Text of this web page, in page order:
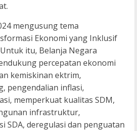
mengusung tema
Ekonomi yang Inklusif
itu, Belanja Negara
percepatan ekonomi
kemiskinan ektrim,
pengendalian inflasi,
memperkuat kualitas SDM,
infrastruktur,
SDA, deregulasi dan penguatan